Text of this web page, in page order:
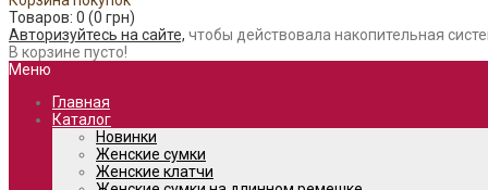
Товаров: 0 (0 грн)
Авторизуйтесь на сайте, чтобы действовала накопительная
В корзине пусто!
Меню
Главная
Каталог
Новинки
Женские сумки
Женские клатчи